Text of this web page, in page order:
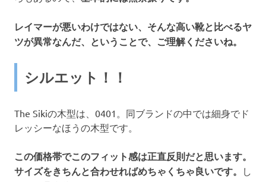
レイマーが悪いわけではない、そんな高い靴と比べるヤ
ツが異常なんだ、ということで、ご理解くださいね。
シルエット！！
The Sikiの木型は、0401。同ブランドの中では細身でド
レッシーなほうの木型です。
この価格帯でこのフィット感は正直反則だと思います。
サイズをきちんと合わせればめちゃくちゃ良いです。
し